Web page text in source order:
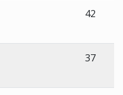
42
37